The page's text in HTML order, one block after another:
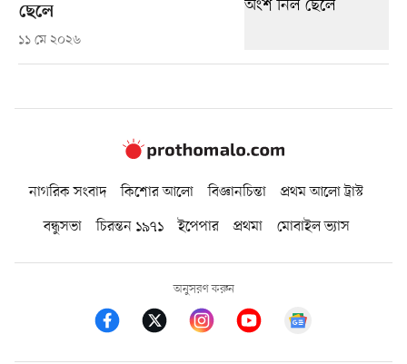
ছেলে
১১ মে ২০২৬
নাগরিক সংবাদ কিশোর আলো বিজ্ঞানচিন্তা
প্রথম আলো ট্রাস্ট
বন্ধুসভা
চিরন্তন ১৯৭১ ইপেপার প্রথমা মোবাইল ভ্যাস
অনুসরণ করুন